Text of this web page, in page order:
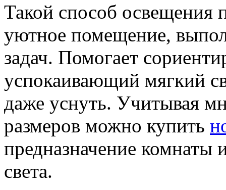
Такой способ освещения
уютное помещение,
задач. Помогает
успокаивающий мягкий
даже уснуть. Учитывая
размеров можно купить
предназначение комнаты
света.